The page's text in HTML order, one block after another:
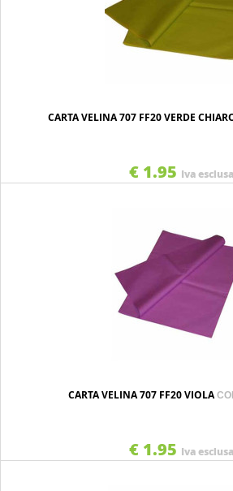
CARTA VELINA 707 FF20 VERDE
€ 1.95 Iva esclusa
CARTA VELINA 707 FF20 VIOLA
€ 1.95 Iva esclusa